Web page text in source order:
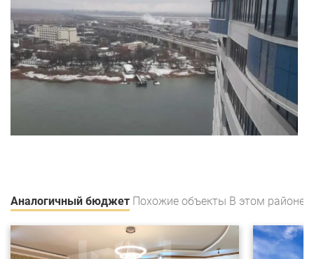
Аналогичный бюджет Похожие объекты В этом районе